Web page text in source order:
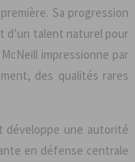
Sa progression
d’un talent naturel pour
impressionne par
des qualités rares
développe une autorité
en défense centrale